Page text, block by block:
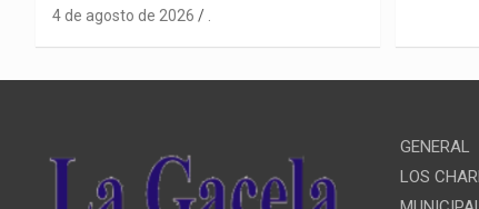
4 de agosto de 2026
GENERAL
LOS